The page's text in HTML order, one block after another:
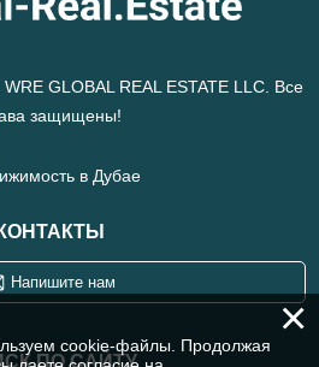
GLOBAL REAL ESTATE LLC. Все
защищены!
в Дубае
КОНТАКТЫ
Напишите нам
ПО САЙТУ
×
cookie-файлы. Продолжая